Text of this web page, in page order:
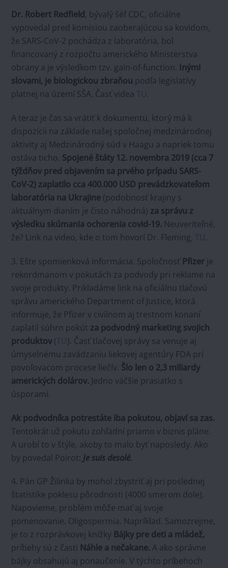
Dr. Robert Redfield, bývalý šéf CDC, oficiálne
vypovedal pred komisiou zaoberajúcou sa kovidom,
že SARS-CoV-2 pochádza z laboratória, bol
financovaný z rozpočtu amerického Ministerstva
obrany a je výsledkom tzv. gain-of-function. Inými
slovami, je biologickou zbraňou podľa legislatívy
platnej na území SŠA. Časť videaTU.
A teraz je čas sa vrátiť k dokumentu, ktorý má k
dispozícii na základe našej spoločnej medzinárodnej
aktivity aj Medzinárodný súd v Haagu a napriek tomu
ostáva ticho. Spojené štáty 12. novembra 2019 (cca 7
týždňov pred objavením sa prvého prípadu SARS-
CoV-2) zaplatilo cca 400.000 USD prevádzkovateľom
laboratória na Ukrajine (podobnosť krajiny s
aktuálnym dianím je čisto náhodná) za správu z
výsledku skúmania ochorenia covid-19. Neuveriteľné,
že? Link na video, kde o tom hovorí Dr. Fleming,TU.
3. Ešte spomienková informácia. Spoločnosť Pfizer je
rekordmanom v pokutách za podvody pri reklame na
svoje produkty. Prikladáme link na oficiálnu tlačovú
správu amerického Department of Justice, ktorá
informuje, že Pfizer v civilnom aj trestnom konaní
zaplatil súhrn pokút za podvodný marketing svojich
produktov (TU). Časť tlačovej správy sa venuje aj
úmyselnému zavádzaniu liekovej agentúry FDA pri
povoľovacom procese liečív. Šlo len o 2,3 miliardy
amerických dolárov. Jedno väčšie prasiatko s
úsporami.
Ak podvodníka potrestáte iba pokutou, objaví sa zas.
Tentokrát už pokutu zohľadní priamo v biznis pláne.
A urobí to v štýle, akoby to malo byť naposledy. Ako
by povedal Poirot: Je suis desolé.
4. Pán GP Žilinka by mohol zbystriť aj pri poslednej
štatistike poklesu pôrodnosti (4000 smerom dole).
Napovieme, problém môže mať aj svoje
pomenovanie. Oligospermia. Napríklad. Samozrejme,
je to z rozprávkovej knižky Bájky pre deti a mládež,
príbehy sú z časti Náhle a nečakane.A ako správne
bájky obsahujú aj ponaučenie. V týchto príbehoch